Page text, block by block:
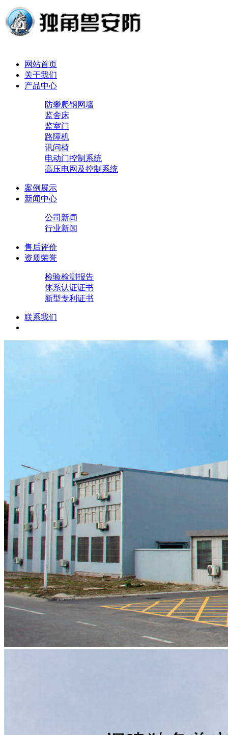
网站首页
关于我们
产品中心
防攀爬钢网墙
监舍床
监室门
路障机
讯问椅
电动门控制系统
高压电网及控制系统
案例展示
新闻中心
公司新闻
行业新闻
售后评价
资质荣誉
检验检测报告
体系认证证书
新型专利证书
联系我们